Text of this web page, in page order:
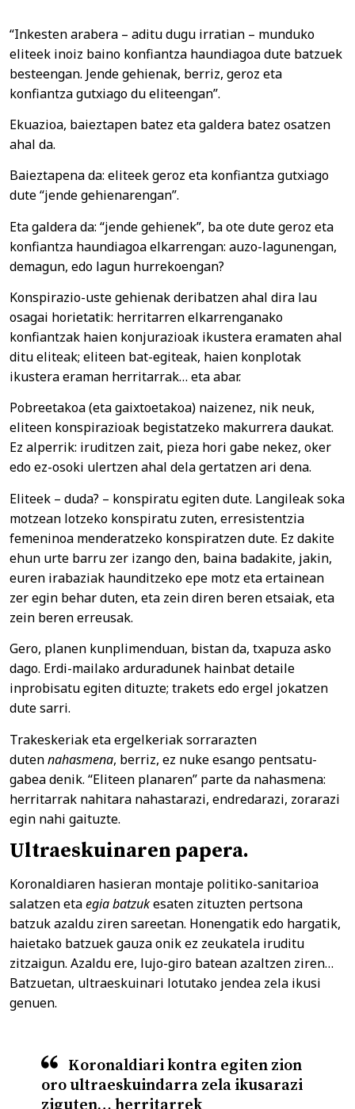
“Inkesten arabera – aditu dugu irratian – munduko
eliteek inoiz baino konfiantza haundiagoa dute batzuek
besteengan. Jende gehienak, berriz, geroz eta
konfiantza gutxiago du eliteengan”.
Ekuazioa, baieztapen batez eta galdera batez osatzen
ahal da.
Baieztapena da: eliteek geroz eta konfiantza gutxiago
dute “jende gehienarengan”.
Eta galdera da: “jende gehienek”, ba ote dute geroz eta
konfiantza haundiagoa elkarrengan: auzo-lagunengan,
demagun, edo lagun hurrekoengan?
Konspirazio-uste gehienak deribatzen ahal dira lau
osagai horietatik: herritarren elkarrenganako
konfiantzak haien konjurazioak ikustera eramaten ahal
ditu eliteak; eliteen bat-egiteak, haien konplotak
ikustera eraman herritarrak… eta abar.
Pobreetakoa (eta gaixtoetakoa) naizenez, nik neuk,
eliteen konspirazioak begistatzeko makurrera daukat.
Ez alperrik: iruditzen zait, pieza hori gabe nekez, oker
edo ez-osoki ulertzen ahal dela gertatzen ari dena.
Eliteek – duda? – konspiratu egiten dute. Langileak soka
motzean lotzeko konspiratu zuten, erresistentzia
femeninoa menderatzeko konspiratzen dute. Ez dakite
ehun urte barru zer izango den, baina badakite, jakin,
euren irabaziak haunditzeko epe motz eta ertainean
zer egin behar duten, eta zein diren beren etsaiak, eta
zein beren erreusak.
Gero, planen kunplimenduan, bistan da, txapuza asko
dago. Erdi-mailako arduradunek hainbat detaile
inprobisatu egiten dituzte; trakets edo ergel jokatzen
dute sarri.
Trakeskeriak eta ergelkeriak sorrarazten
dutennahasmena, berriz, ez nuke esango pentsatu-
gabea denik. “Eliteen planaren” parte da nahasmena:
herritarrak nahitara nahastarazi, endredarazi, zorarazi
egin nahi gaituzte.
Ultraeskuinaren papera.
Koronaldiaren hasieran montaje politiko-sanitarioa
salatzen etaegia batzukesaten zituzten pertsona
batzuk azaldu ziren sareetan. Honengatik edo hargatik,
haietako batzuek gauza onik ez zeukatela iruditu
zitzaigun. Azaldu ere, lujo-giro batean azaltzen ziren…
Batzuetan, ultraeskuinari lotutako jendea zela ikusi
genuen.
Koronaldiari kontra egiten zion
oro ultraeskuindarra zela ikusarazi